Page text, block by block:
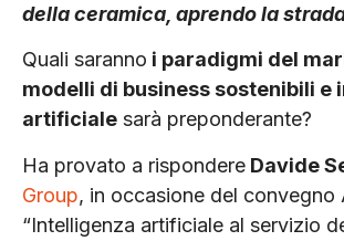
della ceramica, aprendo la
Quali saranno i paradigmi del
modelli di business sostenibili e
artificiale sarà preponderante?
Ha provato a rispondere Davide
Group, in occasione del
“Intelligenza artificiale al servizio